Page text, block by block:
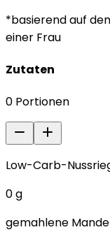
*basierend auf
einer Frau
Zutaten
0 Portionen
Low-Carb-
0g
gemahlene